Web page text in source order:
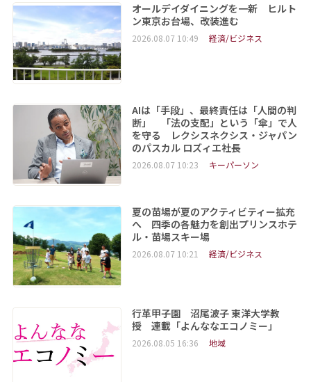
オールデイダイニングを一新 ヒルト
ン東京お台場、改装進む
2026.08.07 10:49 経済/ビジネス
AIは「手段」、最終責任は「人間の判
断」 「法の支配」という「傘」で人
を守る レクシスネクシス・ジャパン
のパスカル ロズィエ社長
2026.08.07 10:23 キーパーソン
夏の苗場が夏のアクティビティー拡充
へ 四季の各魅力を創出プリンスホテ
ル・苗場スキー場
2026.08.07 10:21 経済/ビジネス
行革甲子園 沼尾波子 東洋大学教
授 連載「よんななエコノミー」
2026.08.05 16:36 地域